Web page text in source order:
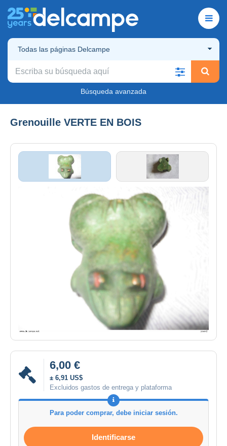
Todas las páginas Delcampe
Búsqueda avanzada
Grenouille VERTE EN BOIS
6,00 €
± 6,91 US$
Excluidos gastos de entrega y plataforma
Para poder comprar, debe iniciar sesión.
Identificarse